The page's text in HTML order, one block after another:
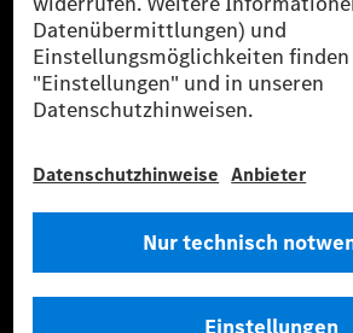
Mehr erfahren
Technische Support-Hotline Kontakt